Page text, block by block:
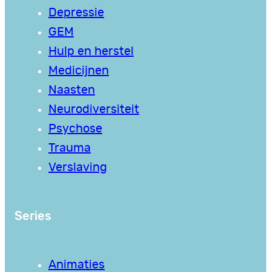
Depressie
GEM
Hulp en herstel
Medicijnen
Naasten
Neurodiversiteit
Psychose
Trauma
Verslaving
Series
Animaties